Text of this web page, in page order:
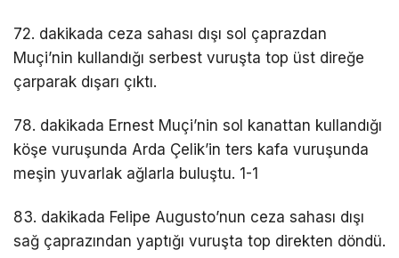
72. dakikada ceza sahası dışı sol çaprazdan
Muçi’nin kullandığı serbest vuruşta top üst direğe
çarparak dışarı çıktı.
78. dakikada Ernest Muçi’nin sol kanattan kullandığı
köşe vuruşunda Arda Çelik’in ters kafa vuruşunda
meşin yuvarlak ağlarla buluştu. 1-1
83. dakikada Felipe Augusto’nun ceza sahası dışı
sağ çaprazından yaptığı vuruşta top direkten döndü.